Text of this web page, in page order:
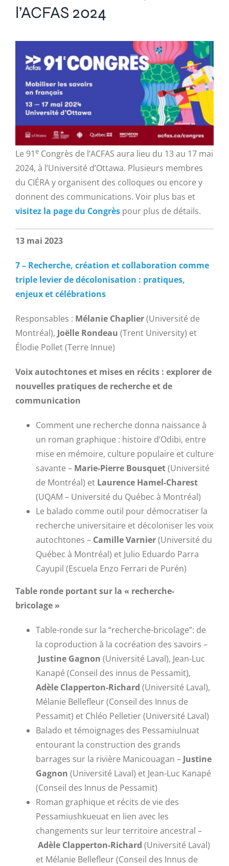
l’ACFAS 2024
Le 91e Congrès de l’ACFAS aura lieu du 13 au 17 mai
2024, à l’Université d’Ottawa. Plusieurs membres
du CIÉRA y organisent des colloques ou encore y
donnent des communications. Voir plus bas et
visitez la page du Congrès pour plus de détails.
13 mai 2023
7 – Recherche, création et collaboration comme
triple levier de décolonisation : pratiques,
enjeux et célébrations
Responsables : Mélanie Chaplier(Université de
Montréal), Joëlle Rondeau (Trent University) et
Élodie Pollet (Terre Innue)
Voix autochtones et mises en récits : explorer de
nouvelles pratiques de recherche et de
communication
Comment une recherche donna naissance à
un roman graphique : histoire d’Odibi, entre
mise en mémoire, culture populaire et culture
savante – Marie-Pierre Bousquet(Université
de Montréal) et Laurence Hamel-Charest
(UQAM – Université du Québec à Montréal)
Le balado comme outil pour démocratiser la
recherche universitaire et décoloniser les voix
autochtones – Camille Varnier(Université du
Québec à Montréal) et Julio Eduardo Parra
Cayupil (Escuela Enzo Ferrari de Purén)
Table ronde portant sur la « recherche-
bricolage »
Table-ronde sur la “recherche-bricolage”: de
la coproduction à la cocréation des savoirs –
Justine Gagnon (Université Laval), Jean-Luc
Kanapé (Conseil des innus de Pessamit),
Adèle Clapperton-Richard (Université Laval),
Mélanie Bellefleur (Conseil des Innus de
Pessamit) et Chléo Pelletier (Université Laval)
Balado et témoignages des Pessamiulnuat
entourant la construction des grands
barrages sur la rivière Manicouagan – Justine
Gagnon (Université Laval) et Jean-Luc Kanapé
(Conseil des Innus de Pessamit)
Roman graphique et récits de vie des
Pessamiushkueuat en lien avec les
changements sur leur territoire ancestral –
Adèle Clapperton-Richard (Université Laval)
et Mélanie Bellefleur (Conseil des Innus de